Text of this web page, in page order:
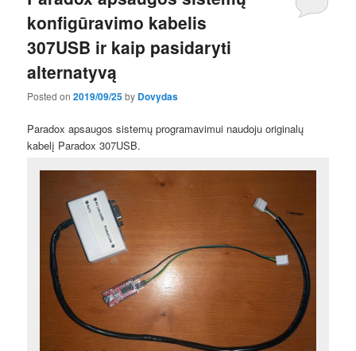
konfigūravimo kabelis
307USB ir kaip pasidaryti
alternatyvą
Posted on2019/09/25by Dovydas
Paradox apsaugos sistemų programavimui naudoju originalų
kabelį Paradox 307USB.